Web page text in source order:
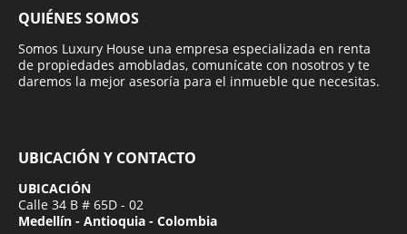
QUIÉNES SOMOS
Somos Luxury House una empresa especializada en renta
de propiedades amobladas, comunícate con nosotros y te
daremos la mejor asesoría para el inmueble que necesitas.
UBICACIÓN Y CONTACTO
UBICACIÓN
Calle 34 B # 65D - 02
Medellín - Antioquia - Colombia